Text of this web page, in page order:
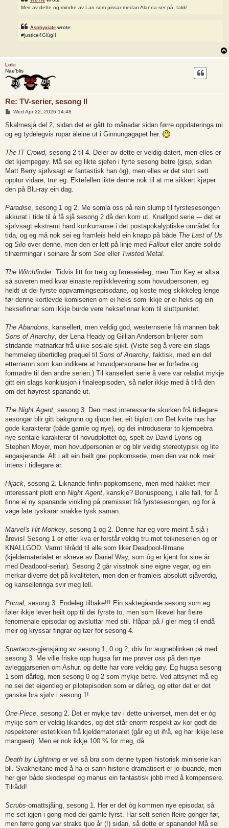
Meir av dette og mindre av Lan som pissar medan Alanna ser på, takk!
Asphyxiate wrote:
#justice4Glûg!!
Loki
Nae’blis
Re: TV-serier, sesong II
P
s
Wed Apr 22, 2026 14:48
Skalmesjå del 2, sidan det er gått to månadar sidan førre oppdateringa mi
og eg tydelegvis ropar åleine ut i Ginnungagapet her.
The IT Crowd, sesong 2 til 4. Deler av dette er veldig datert, men elles er
det kjempegøy. Må sei eg likte sjefen i fyrte sesong betre (gisp, sidan
Matt Berry sjølvsagt er fantastisk han òg), men elles er det stort sett
opptur vidare, trur eg. Ektefellen likte denne nok til at me sikkert kjøper
den på Blu-ray ein dag.
Paradise , sesong 1 og 2. Me somla oss på rein slump til fyrstesesongen
akkurat i tide til å få sjå sesong 2 då den kom ut. Knallgod serie -– det er
sjølvsagt ekstremt hard konkurranse i det postapokalyptiske området for
tida, og eg må nok sei eg framleis held ein knapp på både The Last of Us
og Silo over denne, men den er lett på linje med Fallout eller andre solide
tilnærmingar i seinare år som See eller Twisted Metal
The Witchfinder. Tidvis litt for treig og føreseieleg, men Tim Key er altså
så suveren med kvar einaste replikklevering som hovudpersonen, eg
heldt ut dei fyrste oppvarmingsepisodane, og koste meg skikkeleg lenge
før denne kortlevde komiserien om ei heks som ikkje er ei heks og ein
heksefinnar som ikkje burde vere heksefinnar kom til sluttpunktet.
The Abandons , kansellert, men veldig god, westernserie frå mannen bak
Sons of Anarchy , der Lena Heady og Gillian Anderson briljerer som
stridande matriarkar frå ulike sosiale sjikt. (Viste seg å vere ein slags
hemmeleg übertidleg prequel til Sons of Anarchy , faktisk, med ein del
etternamn som kan indikere at hovudpersonane her er forfedre og
formødre til den andre serien.) Til kansellert serie å vere var relativt mykje
gitt ein slags konklusjon i finaleepisoden, så nøler ikkje med å tilrå den
om det høyrest spanande ut.
The Night Agent , sesong 3. Den mest interessante skurken frå tidlegare
sesongar blir gitt bakgrunn og djupn her, eit biplott om Det kvite hus har
gode karakterar (både gamle og nye), og dei introduserar to kjempebra
nye sentale karakterar til hovudplottet òg, spelt av David Lyons og
Stephen Moyer, men hovudpersonen er og blir veldig stereotypisk og lite
engasjerande. Alt i alt ein heilt grei popkornserie, men den var nok meir
intens i tidlegare år.
Hijack , sesong 2. Liknande finfin popkornserie, men med hakket meir
interessant plott enn Night Agent , kanskje? Bonuspoeng, i alle fall, for å
finne ei ny spanande vinkling på premisset frå fyrstesesongen, og for å
våge late tyskarar snakke tysk saman.
Marvel's Hit-Monkey , sesong 1 og 2. Denne har eg vore meint å sjå i
årevis! Sesong 1 er etter kva er forstår veldig tru mot teikneserien og er
KNALLGOD. Varmt tilrådd til alle som liker Deadpool-filmane
(kjeldematerialet er skreve av Daniel Way, som òg er kjent for sine år
med Deadpool-seriar). Sesong 2 går visstnok sine eigne vegar, og ein
merkar diverre det på kvaliteten, men den er framleis absolutt sjåverdig,
og kanselleringa svir meg lell.
Primal , sesong 3. Endeleg tilbake!!! Ein saktegåande sesong som eg
føler ikkje lever heilt opp til dei fyrste to, men som likevel har fleire
fenomenale episodar og avsluttar med stil. Håpar på / gler meg til endå
meir og kryssar fingrar og tær for sesong 4.
Spartacus-gjensjåing av sesong 1, 0 og 2, driv for augneblinken på med
sesong 3. Me ville friske opp hugsa før me prøver oss på den nye
avleggjarserien om Ashur, og dette har vore veldig gøy. Eg hugsa sesong
1 som dårleg, men sesong 0 og 2 som mykje betre. Ved attsynet må eg
no sei det eigentleg er pilotepisoden som er dårleg, og etter det er det
ganske bra sjølv i sesong 1!
One-Piece , sesong 2. Det er mykje tøv i dette universet, men det er òg
mykje som er veldig likandes, og det står enorm respekt av kor godt dei
respekterer estetikken frå kjeldematerialet (går eg ut ifrå, eg har ikkje lese
mangaen). Men er nok ikkje 100 % for meg, då.
Death by Lightning er vel så bra som denne typen historisk miniserie kan
bli. Svakheitane med å ha ei sann historie dramatisert er jo ibuande, men
her gjer både skodespel og manus ein fantastisk jobb med å kompensere.
Tilrådd!
Scrubs-omattsjåing, sesong 1. Her er det òg kommen nye episodar, så
me set igjen i gong med dei gamle fyrst. Har sett serien fleire gonger før,
men førre gong var straks tjue år (!) sidan, så dette er spanande! Må sei